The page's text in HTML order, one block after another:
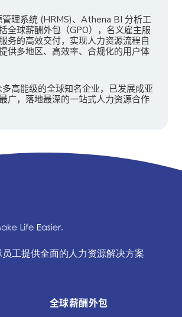
管理系统 (HRMS)、Athena BI 分析工
全球薪酬外包（GPO），名义雇主服
务的高效交付，实现人力资源流程自
供多地区、高效率、合规化的用户体
高能级的全球知名企业，已发展成亚
广，落地最深的一站式人力资源合作
工提供全面的人力资源解决方案
全球薪酬外包